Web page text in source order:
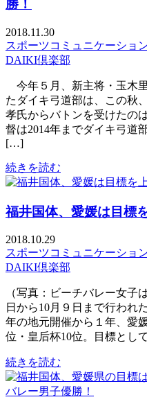
勝！
2018.11.30
スポーツコミュニケーショ
DAIKI倶楽部
今年５月、新主将・玉木
たダイキ弓道部は、この秋
孝氏からバトンを受けたの
督は2014年までダイキ弓道
[…]
続きを読む
福井国体、愛媛は目標
2018.10.29
スポーツコミュニケーショ
DAIKI倶楽部
（写真：ビーチバレー女
日から10月９日まで行われ
年の地元開催から１年、愛
位・皇后杯10位。目標とし
続きを読む